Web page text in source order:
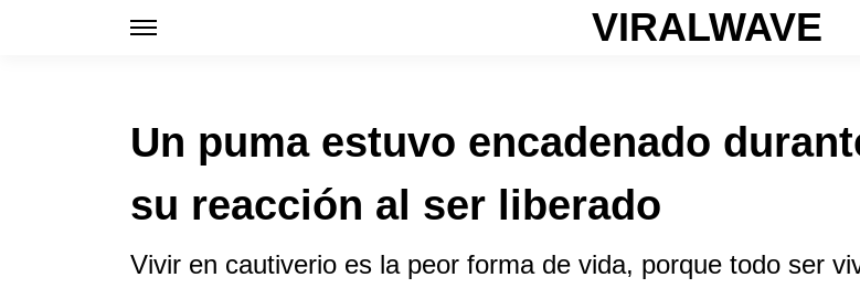
VIRALWAVE
Un puma estuvo encadenado
su reacción al ser liberado
Vivir en cautiverio es la peor forma de vida, porque todo ser